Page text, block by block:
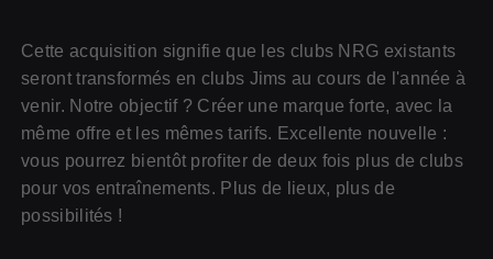
Cette acquisition signifie que les clubs NRG existants
seront transformés en clubs Jims au cours de l'année à
venir. Notre objectif ? Créer une marque forte, avec la
même offre et les mêmes tarifs. Excellente nouvelle :
vous pourrez bientôt profiter de deux fois plus de clubs
pour vos entraînements. Plus de lieux, plus de
possibilités !